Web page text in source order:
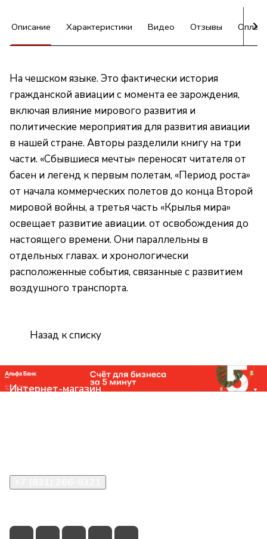
Описание Характеристики Видео Отзывы Оплата
На чешском языке. Это фактически история
гражданской авиации с момента ее зарождения,
включая влияние мирового развития и
политические мероприятия для развития авиации
в нашей стране. Авторы разделили книгу на три
части. «Сбывшиеся мечты» переносят читателя от
басен и легенд к первым полетам, «Период роста»
от начала коммерческих полетов до конца Второй
мировой войны, а третья часть «Крылья мира»
освещает развитие авиации. от освобождения до
настоящего времени. Они параллельны в
отдельных главах. и хронологически
расположенные события, связанные с развитием
воздушного транспорта.
Назад к списку
Интернет-магазин